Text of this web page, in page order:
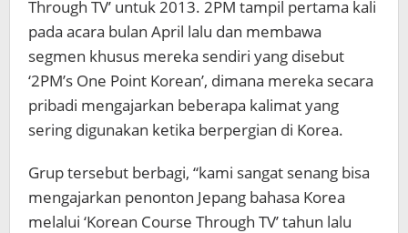
Through TV’ untuk 2013. 2PM tampil pertama kali
pada acara bulan April lalu dan membawa
segmen khusus mereka sendiri yang disebut
‘2PM’s One Point Korean’, dimana mereka secara
pribadi mengajarkan beberapa kalimat yang
sering digunakan ketika berpergian di Korea.
Grup tersebut berbagi, “kami sangat senang bisa
mengajarkan penonton Jepang bahasa Korea
melalui ‘Korean Course Through TV’ tahun lalu